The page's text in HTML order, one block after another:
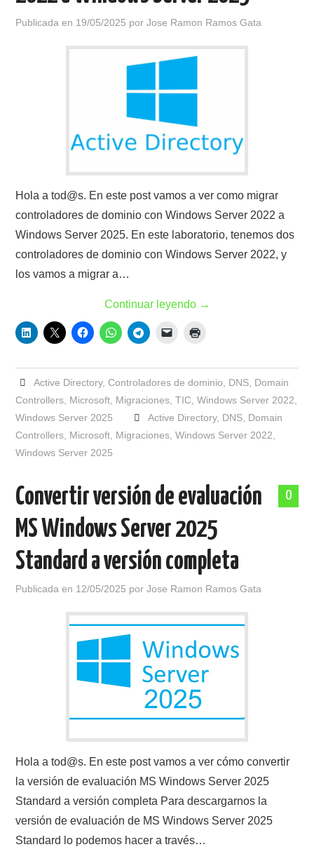
Publicada en 19/05/2025 porJose Ramon Ramos Gata
Hola a tod@s. En este post vamos a ver como migrar
controladores de dominio con Windows Server 2022 a
Windows Server 2025. En este laboratorio, tenemos dos
controladores de dominio con Windows Server 2022, y
los vamos a migrar a…
Continuar leyendo →
Active Directory, Controladores de dominio DNS, Domain
Controllers Microsoft Migraciones ,TIC ,Windows Server 2022
Windows Server 2025
Active Directory, DNS, Domain
Controllers Microsoft Migraciones ,Windows Server 2022
Windows Server 2025
0
Convertir versión de evaluación
MS Windows Server 2025
Standard a versión completa
Publicada en 12/05/2025 porJose Ramon Ramos Gata
Hola a tod@s. En este post vamos a ver cómo convertir
la versión de evaluación MS Windows Server 2025
Standard a versión completa Para descargarnos la
versión de evaluación de MS Windows Server 2025
Standard lo podemos hacer a través…